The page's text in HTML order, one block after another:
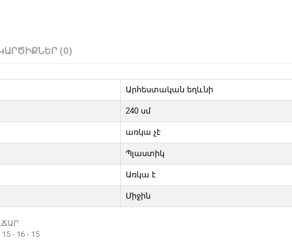
(0)
Արհեստական եղևնի
240 սմ
առկա չէ
Պլաստիկ
Առկա է
Միջին
- 16 - 15